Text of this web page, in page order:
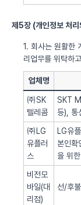
제5장 (개인정보 처리
1. 회사는 원활한
리업무를 위탁하
업체명
㈜SK
텔레콤
SKT
등), 통
㈜LG
유플러
스
LG유
본인확
을 위
비전모
바일(대
리점)
선/후